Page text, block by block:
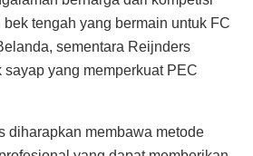
tengah yang bermain untuk FC
sementara Reijnders
yang memperkuat PEC
diharapkan membawa metode